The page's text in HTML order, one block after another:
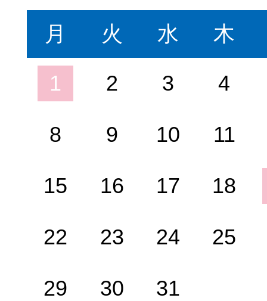
月
火 水 木
1 2 3 4
8 9 10 11
15 16 17 18
22 23 24 25
29 30 31